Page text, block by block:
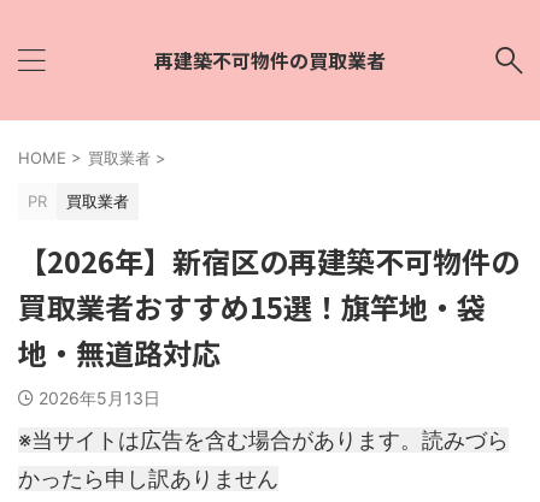
再建築不可物件の買取業者
HOME > 買取業者 >
PR 買取業者
【2026年】新宿区の再建築不可物件の
買取業者おすすめ15選！旗竿地・袋
地・無道路対応
2026年5月13日
※当サイトは広告を含む場合があります。読みづら
かったら申し訳ありません